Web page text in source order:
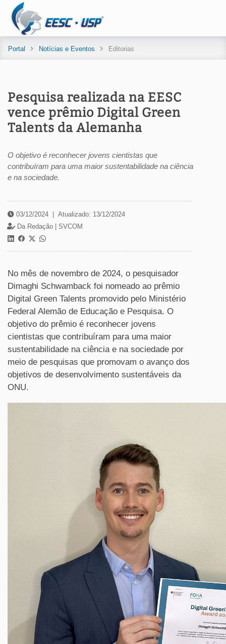
Portal Notícias e Eventos Editorias
Pesquisa realizada na EESC
vence prêmio Digital Green
Talents da Alemanha
O objetivo é reconhecer jovens cientistas que
contribuíram para uma maior sustentabilidade na ciência
e na sociedade.
03/12/2024
Atualizado: 13/12/2024
Da Redação | SVCOM
No mês de novembro de 2024, o pesquisador
Dimaghi Schwamback foi nomeado ao prêmio
Digital Green Talents promovido pelo Ministério
Federal Alemão de Educação e Pesquisa. O
objetivo do prêmio é reconhecer jovens
cientistas que contribuíram para uma maior
sustentabilidade na ciência e na sociedade por
meio de pesquisas que promovam o avanço dos
objetivos de desenvolvimento sustentáveis da
ONU.